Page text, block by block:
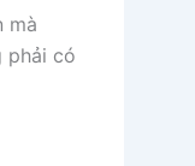
mà
phải có